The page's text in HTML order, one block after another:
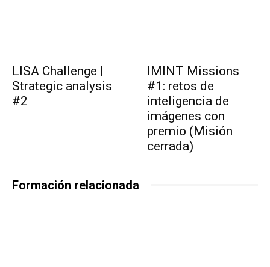
LISA Challenge |
Strategic analysis
#2
IMINT Missions
#1: retos de
inteligencia de
imágenes con
premio (Misión
cerrada)
Formación relacionada